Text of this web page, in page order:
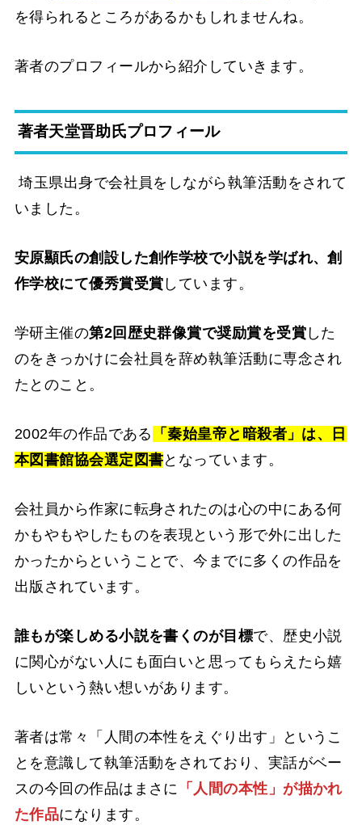
を得られるところがあるかもしれませんね。
著者のプロフィールから紹介していきます。
著者天堂晋助氏プロフィール
埼玉県出身で会社員をしながら執筆活動をされて
いました。
安原顯氏の創設した創作学校で小説を学ばれ、創
作学校にて優秀賞受賞 しています。
学研主催の第2回歴史群像賞で奨励賞を受賞 した
のをきっかけに会社員を辞め執筆活動に専念され
たとのこと。
2002年の作品である
「秦始皇帝と暗殺者」は、日
本図書館協会選定図書となっています。
会社員から作家に転身されたのは心の中にある何
かもやもやしたものを表現という形で外に出した
かったからということで、今までに多くの作品を
出版されています。
誰もが楽しめる小説を書くのが目標で、歴史小説
に関心がない人にも面白いと思ってもらえたら嬉
しいという熱い想いがあります。
著者は常々「人間の本性をえぐり出す」というこ
とを意識して執筆活動をされており、実話がベー
スの今回の作品はまさに
「人間の本性」が描かれ
た作品になります。